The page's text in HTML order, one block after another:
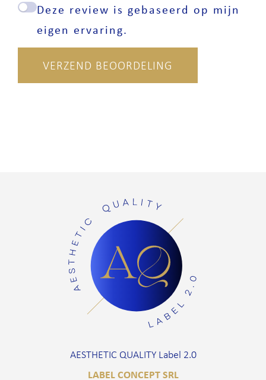
Deze review is gebaseerd op mijn
eigen ervaring.
VERZEND BEOORDELING
AESTHETIC QUALITY Label 2.0
LABEL CONCEPT SRL